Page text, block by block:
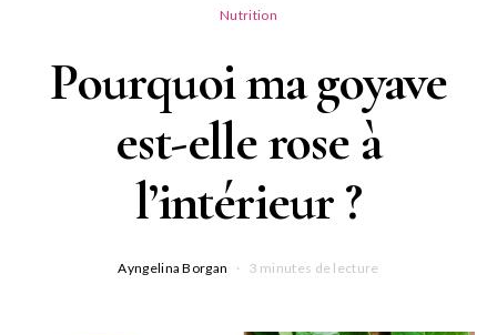
Nutrition
Pourquoi ma goyave
est-elle rose à
l’intérieur ?
Ayngelina Borgan 3 minutes de lecture